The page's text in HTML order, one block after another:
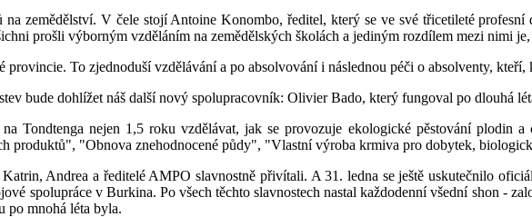
zemědělství. V čele stojí Antoine Konombo, ředitel, který se ve své třicetileté
prošli výborným vzděláním na zemědělských školách a jediným rozdílem mezi nimi
provincie. To zjednoduší vzdělávání a po absolvování i následnou péči o absolventy,
bude dohlížet náš další nový spolupracovník: Olivier Bado, který fungoval po dlouhá
Tondtenga nejen 1,5 roku vzdělávat, jak se provozuje ekologické pěstování
produktů", "Obnova znehodnocené půdy", "Vlastní výroba krmiva pro dobytek,
Andrea a ředitelé AMPO slavnostně přivítali. A 31. ledna se ještě uskutečnilo
spolupráce v Burkina. Po všech těchto slavnostech nastal každodenní všední shon -
po mnohá léta byla.